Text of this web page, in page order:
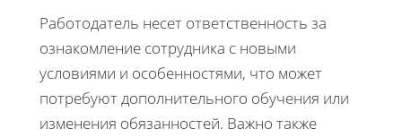
Работодатель несет ответственность за
ознакомление сотрудника с новыми
условиями и особенностями, что может
потребуют дополнительного обучения или
изменения обязанностей. Важно также